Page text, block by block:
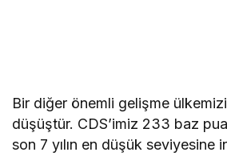
Bir diğer önemli gelişme
düşüştür. CDS’imiz 233 baz
son 7 yılın en düşük seviyesine